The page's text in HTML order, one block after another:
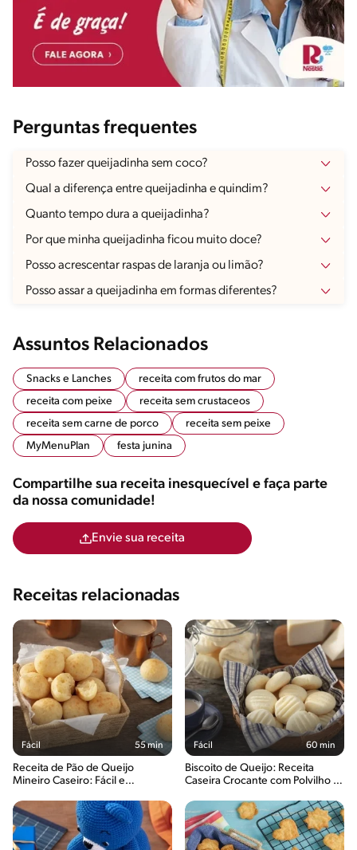
Perguntas frequentes
Posso fazer queijadinha sem coco?
Qual a diferença entre queijadinha e quindim?
Quanto tempo dura a queijadinha?
Por que minha queijadinha ficou muito doce?
Posso acrescentar raspas de laranja ou limão?
Posso assar a queijadinha em formas diferentes?
Assuntos Relacionados
Snacks e Lanches
receita com frutos do mar
receita com peixe
receita sem crustaceos
receita sem carne de porco
receita sem peixe
MyMenuPlan
festa junina
Compartilhe sua receita inesquecível e faça parte
da nossa comunidade!
Envie sua receita
Receitas relacionadas
Fácil 55 min
Receita de Pão de Queijo
Mineiro Caseiro: Fácil e
Fácil 60 min
Biscoito de Queijo: Receita
Caseira Crocante com Polvilho e